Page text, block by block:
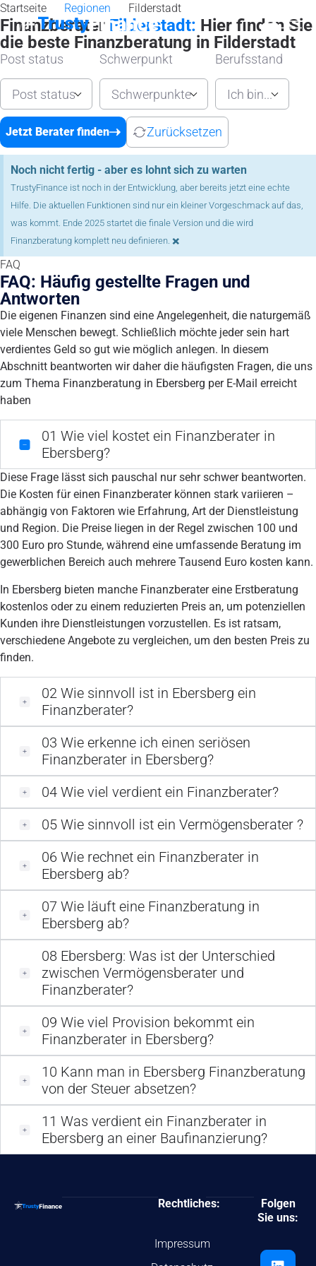
Startseite Regionen Filderstadt
Finanzberater Filderstadt: Hier finden Sie
die beste Finanzberatung in Filderstadt
Post status
Post status
Schwerpunkt
Schwerpunkte
Berufsstand
Ich bin...
Jetzt Berater finden Zurücksetzen
Noch nicht fertig - aber es lohnt sich zu warten
TrustyFinance ist noch in der Entwicklung, aber bereits jetzt eine echte
Hilfe. Die aktuellen Funktionen sind nur ein kleiner Vorgeschmack auf das,
was kommt. Ende 2025 startet die finale Version und die wird
Finanzberatung komplett neu definieren. ×
FAQ
FAQ: Häufig gestellte Fragen und
Antworten
Die eigenen Finanzen sind eine Angelegenheit, die naturgemäß
viele Menschen bewegt. Schließlich möchte jeder sein hart
verdientes Geld so gut wie möglich anlegen. In diesem
Abschnitt beantworten wir daher die häufigsten Fragen, die uns
zum Thema Finanzberatung in Ebersberg per E-Mail erreicht
haben
01 Wie viel kostet ein Finanzberater in
Ebersberg?
Diese Frage lässt sich pauschal nur sehr schwer beantworten.
Die Kosten für einen Finanzberater können stark variieren –
abhängig von Faktoren wie Erfahrung, Art der Dienstleistung
und Region. Die Preise liegen in der Regel zwischen 100 und
300 Euro pro Stunde, während eine umfassende Beratung im
gewerblichen Bereich auch mehrere Tausend Euro kosten kann.
In Ebersberg bieten manche Finanzberater eine Erstberatung
kostenlos oder zu einem reduzierten Preis an, um potenziellen
Kunden ihre Dienstleistungen vorzustellen. Es ist ratsam,
verschiedene Angebote zu vergleichen, um den besten Preis zu
finden.
02 Wie sinnvoll ist in Ebersberg ein
Finanzberater?
03 Wie erkenne ich einen seriösen
Finanzberater in Ebersberg?
04 Wie viel verdient ein Finanzberater?
05 Wie sinnvoll ist ein Vermögensberater ?
06 Wie rechnet ein Finanzberater in
Ebersberg ab?
07 Wie läuft eine Finanzberatung in
Ebersberg ab?
08 Ebersberg: Was ist der Unterschied
zwischen Vermögensberater und
Finanzberater?
09 Wie viel Provision bekommt ein
Finanzberater in Ebersberg?
10 Kann man in Ebersberg Finanzberatung
von der Steuer absetzen?
11 Was verdient ein Finanzberater in
Ebersberg an einer Baufinanzierung?
Rechtliches:
Impressum
Folgen
Sie uns: